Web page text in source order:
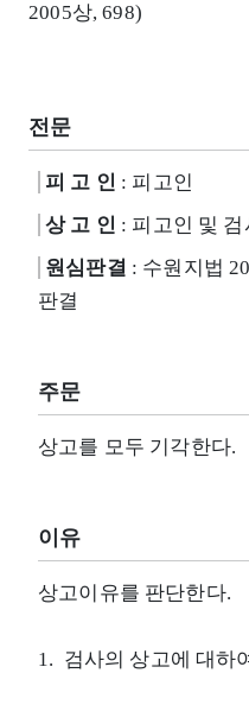
2005상, 698)
전문
피 고 인 : 피고인
상 고 인 : 피고인 및 검
원심판결 : 수원지법
판결
주문
상고를 모두 기각한다.
이유
상고이유를 판단한다.
1. 검사의 상고에 대하